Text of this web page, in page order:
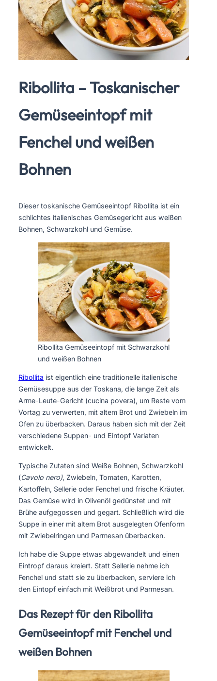
Ribollita – Toskanischer
Gemüseeintopf mit
Fenchel und weißen
Bohnen
Dieser toskanische Gemüseeintopf Ribollita ist ein
schlichtes italienisches Gemüsegericht aus weißen
Bohnen, Schwarzkohl und Gemüse.
Ribollita Gemüseeintopf mit Schwarzkohl
und weißen Bohnen
Ribollita ist eigentlich eine traditionelle italienische
Gemüsesuppe aus der Toskana, die lange Zeit als
Arme-Leute-Gericht (cucina povera), um Reste vom
Vortag zu verwerten, mit altem Brot und Zwiebeln im
Ofen zu überbacken. Daraus haben sich mit der Zeit
verschiedene Suppen- und Eintopf Variaten
entwickelt.
Typische Zutaten sind Weiße Bohnen, Schwarzkohl
(Cavolo nero), Zwiebeln, Tomaten, Karotten,
Kartoffeln, Sellerie oder Fenchel und frische Kräuter.
Das Gemüse wird in Olivenöl gedünstet und mit
Brühe aufgegossen und gegart. Schließlich wird die
Suppe in einer mit altem Brot ausgelegten Ofenform
mit Zwiebelringen und Parmesan überbacken.
Ich habe die Suppe etwas abgewandelt und einen
Eintropf daraus kreiert. Statt Sellerie nehme ich
Fenchel und statt sie zu überbacken, serviere ich
den Eintopf einfach mit Weißbrot und Parmesan.
Das Rezept für den Ribollita
Gemüseeintopf mit Fenchel und
weißen Bohnen